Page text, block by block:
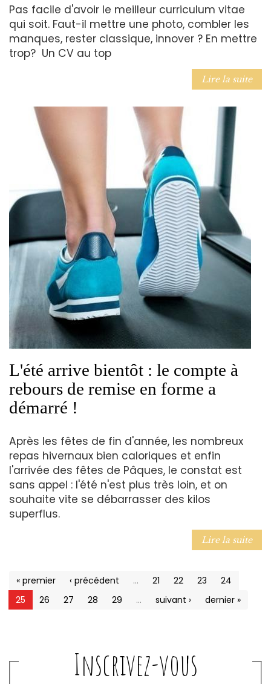
Pas facile d'avoir le meilleur curriculum vitae
qui soit. Faut-il mettre une photo, combler les
manques, rester classique, innover ? En mettre
trop? Un CV au top
Lire la suite
L'été arrive bientôt : le compte à
rebours de remise en forme a
démarré !
Après les fêtes de fin d'année, les nombreux
repas hivernaux bien caloriques et enfin
l'arrivée des fêtes de Pâques, le constat est
sans appel : l'été n'est plus très loin, et on
souhaite vite se débarrasser des kilos
superflus.
Lire la suite
« premier ‹ précédent … 21 22 23
24
25
26 27 28 29 … suivant › dernier »
Inscrivez-vous